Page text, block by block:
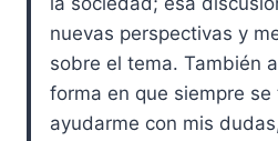
nuevas perspectivas y
sobre el tema. También
forma en que siempre
ayudarme con mis